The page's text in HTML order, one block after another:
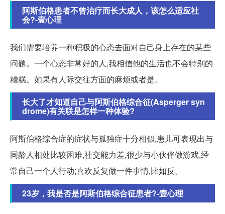
阿斯伯格患者不曾治疗而长大成人，该怎么适应社
会?-壹心理
我们需要培养一种积极的心态去面对自己身上存在的某些
问题。一个心态非常好的人,我相信他的生活也不会特别的
糟糕。如果有人际交往方面的麻烦或者是。
长大了才知道自己与阿斯伯格综合征(Asperger syn
drome)有关联是怎样一种体验?
阿斯伯格综合症的症状与孤独症十分相似,患儿可表现出与
同龄人相处比较困难,社交能力差,很少与小伙伴做游戏,经
常自己一个人行动;喜欢反复做一件事情,比如反。
23岁，我是否是阿斯伯格综合征患者?-壹心理